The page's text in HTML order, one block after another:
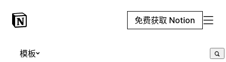
免费获取 Notion
模板